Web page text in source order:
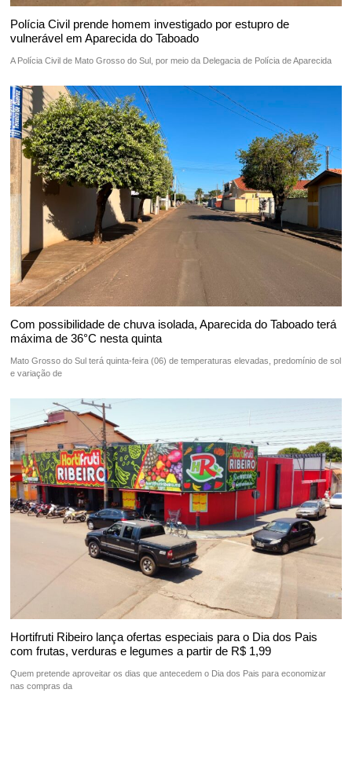
Polícia Civil prende homem investigado por estupro de
vulnerável em Aparecida do Taboado
A Polícia Civil de Mato Grosso do Sul, por meio da Delegacia de Polícia de Aparecida
Com possibilidade de chuva isolada, Aparecida do Taboado terá
máxima de 36°C nesta quinta
Mato Grosso do Sul terá quinta-feira (06) de temperaturas elevadas, predomínio de sol
e variação de
Hortifruti Ribeiro lança ofertas especiais para o Dia dos Pais
com frutas, verduras e legumes a partir de R$ 1,99
Quem pretende aproveitar os dias que antecedem o Dia dos Pais para economizar
nas compras da